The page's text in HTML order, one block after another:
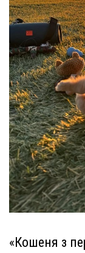
«Кошеня з